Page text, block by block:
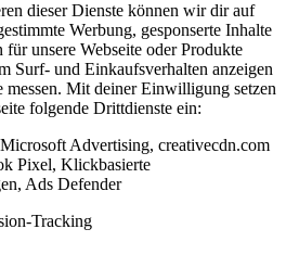
dieser Dienste können wir dir auf
Werbung, gesponserte Inhalte
für unsere Webseite oder Produkte
Surf- und Einkaufsverhalten anzeigen
messen. Mit deiner Einwilligung setzen
folgende Drittdienste ein:
Advertising, creativecdn.com
Pixel, Klickbasierte
Ads Defender
Tracking